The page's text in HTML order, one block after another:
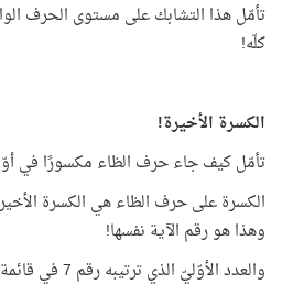
تأمّل هذا التشابك على مستوى الحرف
كلّه!
الكسرة الأخيرة!
تأمّل كيف جاء حرف الظاء مكسورًا في
وهذا هو رقم الآية نفسها!
والعدد الأوّليّ الذي ترتيبه رقم 7 في قائمة الأعداد الأوّليّة هو 17